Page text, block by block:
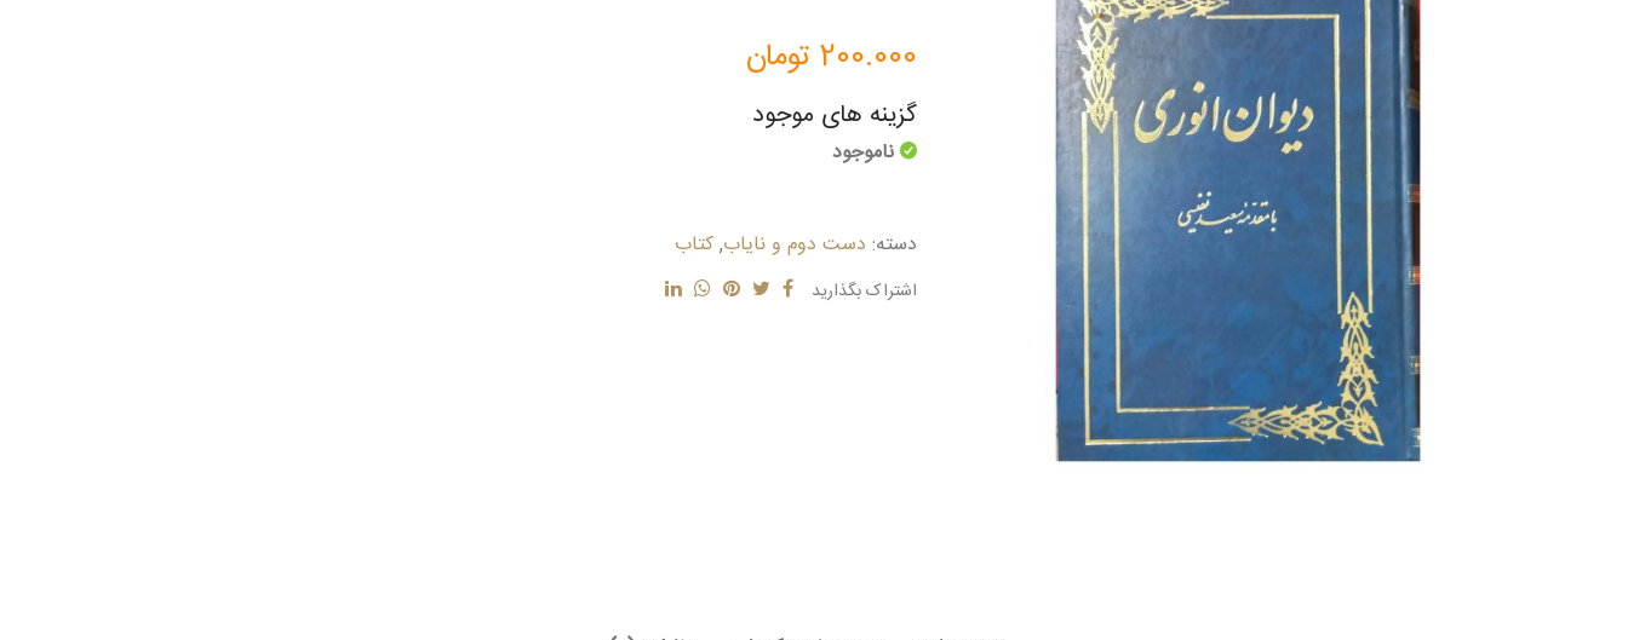
200.000 تومان
گزینه های موجود
ناموجود
دسته: دست دوم و نایاب,کتاب
اشتراک بگذارید